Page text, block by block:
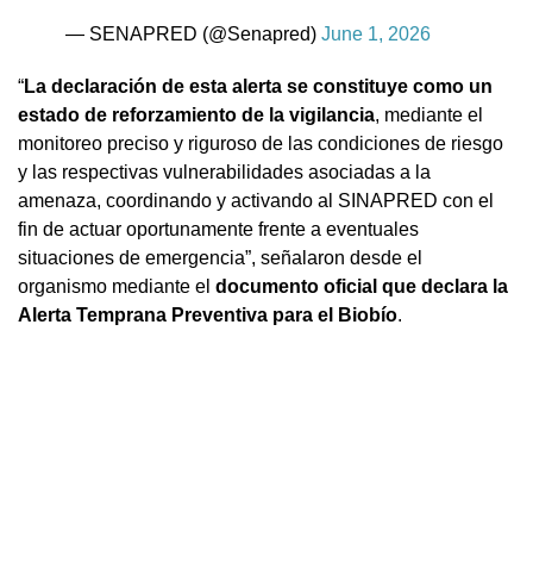
— SENAPRED (@Senapred) June 1, 2026
“La declaración de esta alerta se constituye como un
estado de reforzamiento de la vigilancia, mediante el
monitoreo preciso y riguroso de las condiciones de riesgo
y las respectivas vulnerabilidades asociadas a la
amenaza, coordinando y activando al SINAPRED con el
fin de actuar oportunamente frente a eventuales
situaciones de emergencia”, señalaron desde el
organismo mediante el documento oficial que declara la
Alerta Temprana Preventiva para el Biobío.